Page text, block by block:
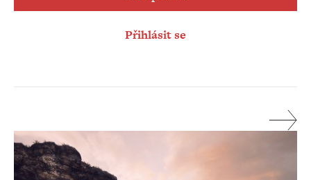
Přihlásit se